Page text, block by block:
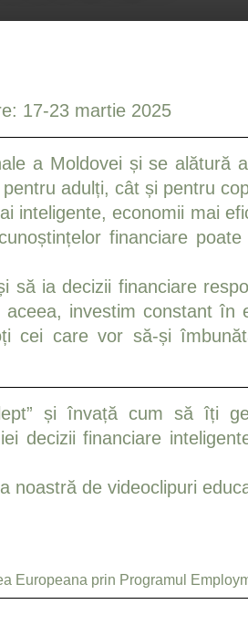
17-23 martie 2025
a Moldovei și se alătură
adulți, cât și pentru
inteligente, economii mai
financiare
ia decizii financiare
investim constant în
cei care vor să-și
și învață cum să îți
decizii financiare
noastră de videoclipuri
Europeana prin Programul